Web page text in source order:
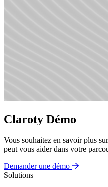
Claroty Démo
Vous souhaitez en savoir plus
peut vous aider dans votre
Demander une démo
Solutions